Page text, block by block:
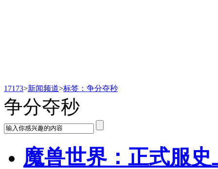
17173>新闻频道>标签：争分夺秒
争分夺秒
魔兽世界：正式服